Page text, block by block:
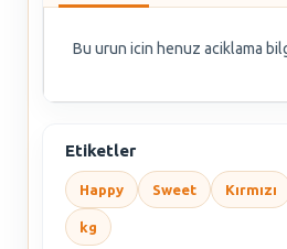
Bu urun icin henuz aciklama
Etiketler
Happy Sweet Kırmızı
kg